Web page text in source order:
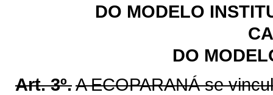
DO MODELO
DO
Art. 3º.A ECOPARANÁ se